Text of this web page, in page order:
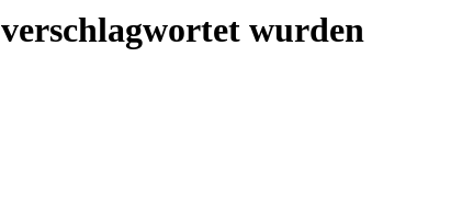
verschlagwortet wurden